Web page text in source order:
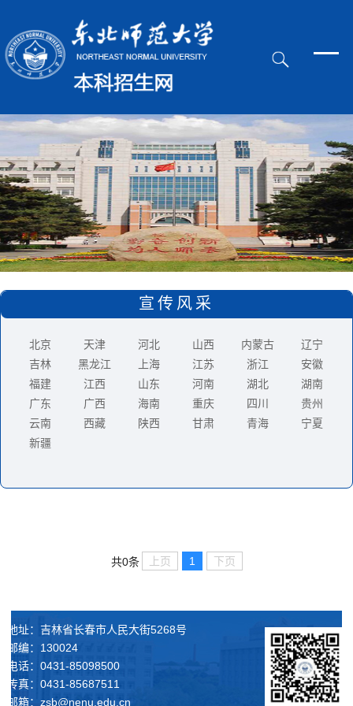
宣传风采
北京 天津 河北 山西 内蒙古
辽宁
吉林
黑龙江 上海 江苏 浙江
安徽
福建
江西 山东 河南 湖北
湖南
广东
广西 海南 重庆 四川
贵州
云南
西藏 陕西 甘肃 青海
宁夏
新疆
共0条 上页 1 下页
地址：吉林省长春市人民大街5268号
邮编：130024
电话：0431-85098500
传真：0431-85687511
邮箱：zsb@nenu.edu.cn